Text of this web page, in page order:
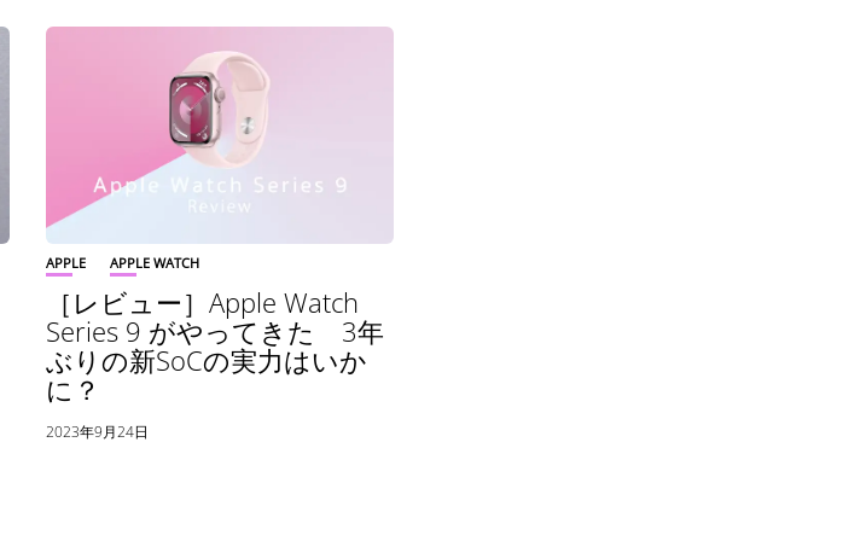
APPLE APPLE WATCH
［レビュー］Apple Watch
Series 9 がやってきた 3年
ぶりの新SoCの実力はいか
に？
2023年9月24日